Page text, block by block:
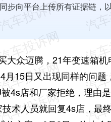
步向平台上传所有证据链，
大众迈腾，21年变速箱
月15日又出现同样的问
4s店和厂家拒绝，理由
术人员就回复4s店，最